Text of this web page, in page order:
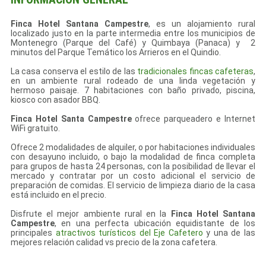
Finca Hotel Santana Campestre, es un alojamiento rural
localizado justo en la parte intermedia entre los municipios de
Montenegro (Parque del Café) y Quimbaya (Panaca) y 2
minutos del Parque Temático los Arrieros en el Quindio.
La casa conserva el estilo de las tradicionales fincas cafeteras,
en un ambiente rural rodeado de una linda vegetación y
hermoso paisaje. 7 habitaciones con baño privado, piscina,
kiosco con asador BBQ.
Finca Hotel Santa Campestreofrece parqueadero e Internet
WiFi gratuito.
Ofrece 2 modalidades de alquiler, o por habitaciones individuales
con desayuno incluido, o bajo la modalidad de finca completa
para grupos de hasta 24 personas, con la posibilidad de llevar el
mercado y contratar por un costo adicional el servicio de
preparación de comidas. El servicio de limpieza diario de la casa
está incluido en el precio.
Disfrute el mejor ambiente rural en la
Finca Hotel Santana
Campestre, en una perfecta ubicación equidistante de los
principales atractivos turísticos del Eje Cafetero y una de las
mejores relación calidad vs precio de la zona cafetera.